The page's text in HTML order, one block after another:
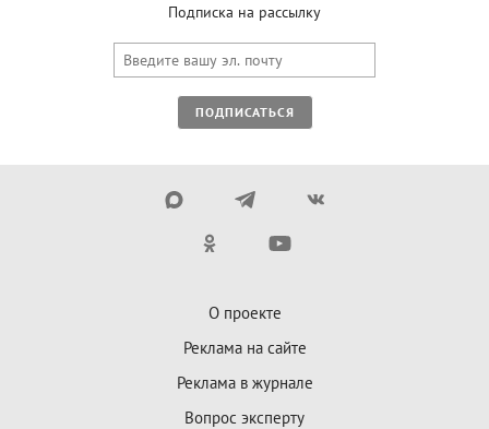
Подписка на рассылку
ПОДПИСАТЬСЯ
О проекте
Реклама на сайте
Реклама в журнале
Вопрос эксперту